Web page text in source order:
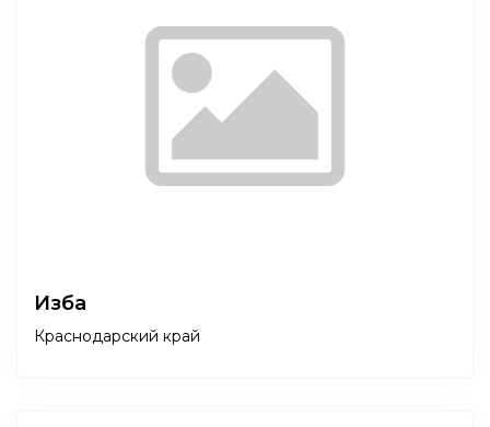
Изба
Краснодарский край